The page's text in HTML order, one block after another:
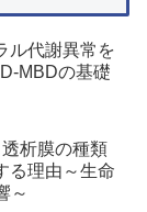
ル代謝異常を
MBDの基礎
析膜の種類
る理由～生命
～